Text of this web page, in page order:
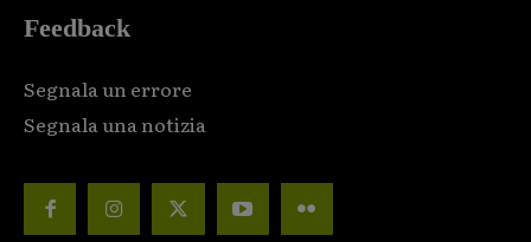
Feedback
Segnala un errore
Segnala una notizia